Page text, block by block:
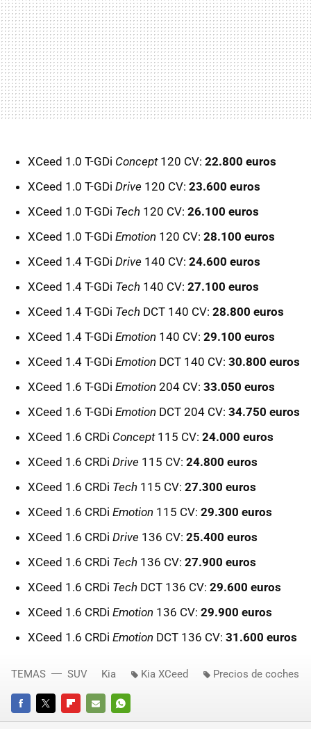
XCeed 1.0 T-GDi Concept120 CV: 22.800 euros
XCeed 1.0 T-GDi Drive 120 CV: 23.600 euros
XCeed 1.0 T-GDi Tech 120 CV: 26.100 euros
XCeed 1.0 T-GDi Emotion 120 CV: 28.100 euros
XCeed 1.4 T-GDi Drive 140 CV: 24.600 euros
XCeed 1.4 T-GDi Tech 140 CV: 27.100 euros
XCeed 1.4 T-GDi Tech DCT 140 CV: 28.800 euros
XCeed 1.4 T-GDi Emotion 140 CV: 29.100 euros
XCeed 1.4 T-GDi Emotion DCT 140 CV: 30.800 euros
XCeed 1.6 T-GDi Emotion 204 CV: 33.050 euros
XCeed 1.6 T-GDi Emotion DCT 204 CV: 34.750 euros
XCeed 1.6 CRDi Concept115 CV: 24.000 euros
XCeed 1.6 CRDi Drive 115 CV: 24.800 euros
XCeed 1.6 CRDi Tech 115 CV: 27.300 euros
XCeed 1.6 CRDi Emotion 115 CV: 29.300 euros
XCeed 1.6 CRDi Drive 136 CV: 25.400 euros
XCeed 1.6 CRDi Tech 136 CV: 27.900 euros
XCeed 1.6 CRDi Tech DCT 136 CV: 29.600 euros
XCeed 1.6 CRDi Emotion 136 CV: 29.900 euros
XCeed 1.6 CRDi Emotion DCT 136 CV: 31.600 euros
FACEBOOKTWITTERFLIPBOARD
E-
WHATSAPP
TEMAS SUV Kia Kia XCeed Precios de coches